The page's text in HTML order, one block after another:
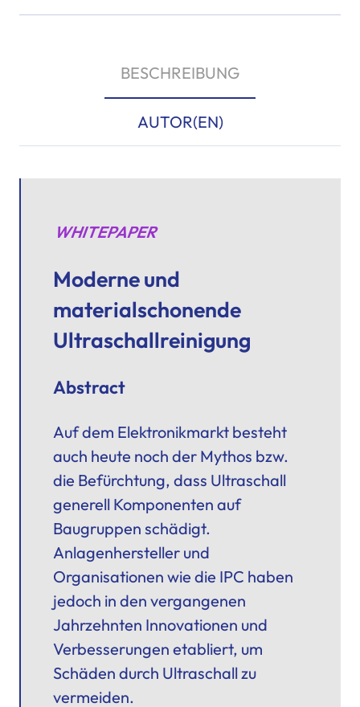
BESCHREIBUNG
AUTOR(EN)
WHITEPAPER
Moderne und
materialschonende
Ultraschallreinigung
Abstract
Auf dem Elektronikmarkt besteht
auch heute noch der Mythos bzw.
die Befürchtung, dass Ultraschall
generell Komponenten auf
Baugruppen schädigt.
Anlagenhersteller und
Organisationen wie die IPC haben
jedoch in den vergangenen
Jahrzehnten Innovationen und
Verbesserungen etabliert, um
Schäden durch Ultraschall zu
vermeiden.